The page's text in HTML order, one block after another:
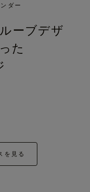
ダー
ーブデザ
た
を見る